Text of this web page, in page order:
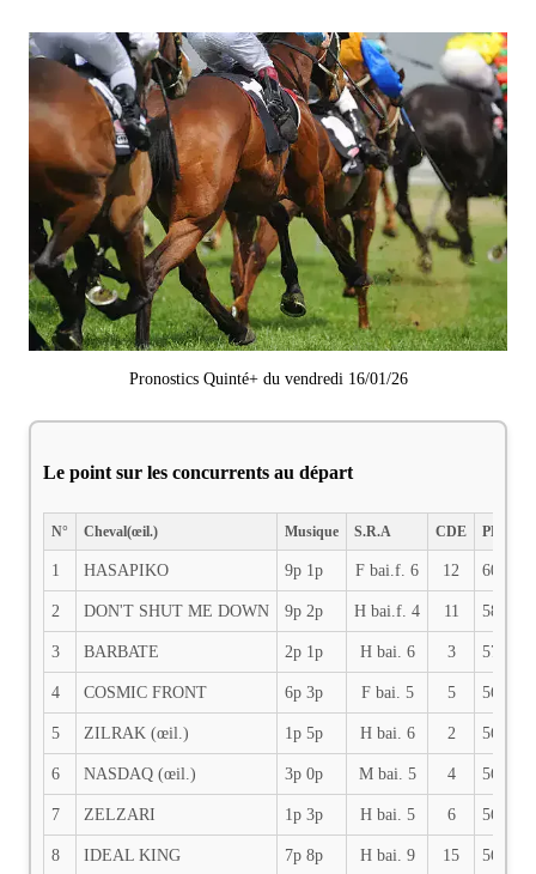
Pronostics Quinté+ du vendredi 16/01/26
Le point sur les concurrents au départ
N° Cheval(œil.) Musique S.R.A CDE PDS
1 HASAPIKO 9p 1p F bai.f. 6 12 60
2 DON'T SHUT ME DOWN 9p 2p H bai.f. 4 11 58.5
3 BARBATE 2p 1p H bai. 6 3 57
4 COSMIC FRONT 6p 3p F bai. 5 5 56.5
5 ZILRAK (œil.) 1p 5p H bai. 6 2 56
6 NASDAQ (œil.) 3p 0p M bai. 5 4 56
7 ZELZARI 1p 3p H bai. 5 6 56
8 IDEAL KING 7p 8p H bai. 9 15 56